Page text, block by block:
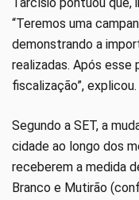
“Teremos uma
demonstrando a
realizadas. Após esse
fiscalização”, explicou.
Segundo a SET, a
cidade ao longo dos
receberem a medida
Branco e Mutirão